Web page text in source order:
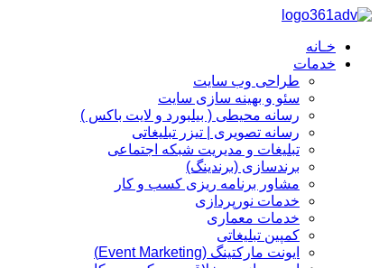
پرش
محتوا
خـانه
خدمات
طراحی وب سایت
سئو و بهینه سازی سایت
رسانه محیطی ( بیلبورد و لایت باکس )
رسانه تصویری | تیزر تبلیغاتی
تبلیغات و مدیریت شبکه اجتماعی
برندسازی (برندینگ)‌
مشاور برنامه ریزی کسب و کار
خدمات نورپردازی
خدمات معماری
کمپین تبلیغاتی
ایونت مارکتینگ (Event Marketing)